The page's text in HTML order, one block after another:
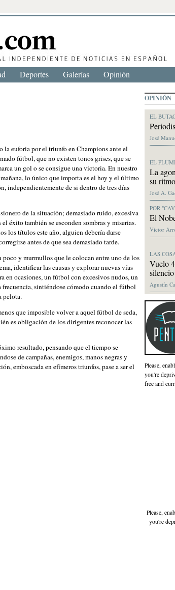
euforia por el triunfo en Champions ante el
fútbol, que no existen tonos grises, que se
un gol o se consigue una victoria. En nuestro
lo único que importa es el hoy y el último
independientemente de si dentro de tres días
de la situación; demasiado ruido, excesiva
éxito también se esconden sombras y miserias.
los títulos este año, alguien debería darse
antes de que sea demasiado tarde.
y murmullos que le colocan entre uno de los
identificar las causas y explorar nuevas vías
en ocasiones, un fútbol con excesivos nudos, un
sintiéndose cómodo cuando el fútbol
pelota.
que imposible volver a aquel fútbol de seda,
es obligación de los dirigentes reconocer las
resultado, pensando que el tiempo se
de campañas, enemigos, manos negras y
emboscada en efímeros triunfos, pase a ser el
Deportes Galerías Opinión
OPINIÓN
EL
José
EL
La
su ritmo
José A.
POR
El
Víctor
LAS
Vuelo
silencio
Agustín
Please,
you're
free and
Please,
you're